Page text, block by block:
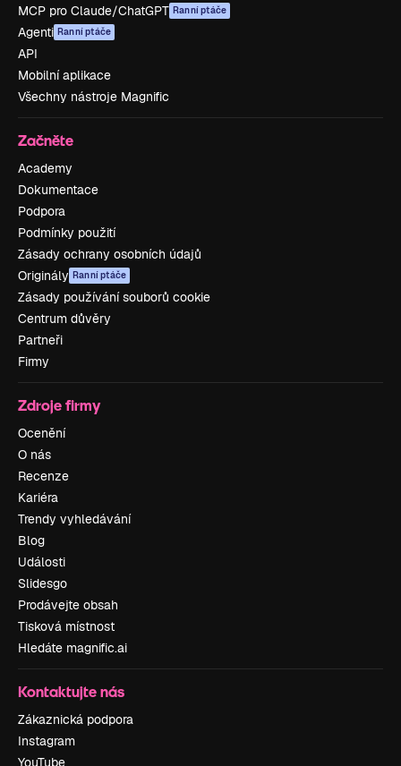
MCP pro Claude/ChatGPT Ranní ptáče
Agenti Ranní ptáče
API
Mobilní aplikace
Všechny nástroje Magnific
Začněte
Academy
Dokumentace
Podpora
Podmínky použití
Zásady ochrany osobních údajů
Originály Ranní ptáče
Zásady používání souborů cookie
Centrum důvěry
Partneři
Firmy
Zdroje firmy
Ocenění
O nás
Recenze
Kariéra
Trendy vyhledávání
Blog
Události
Slidesgo
Prodávejte obsah
Tisková místnost
Hledáte magnific.ai
Kontaktujte nás
Zákaznická podpora
Instagram
YouTube